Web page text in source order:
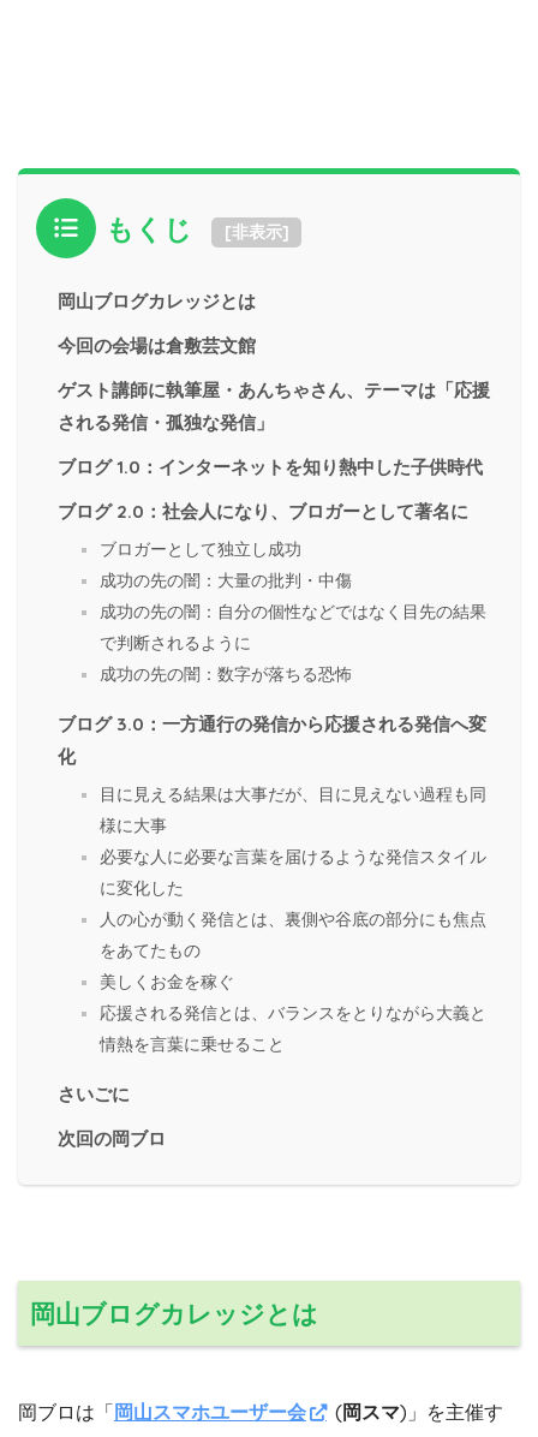
もくじ [非表示]
岡山ブログカレッジとは
今回の会場は倉敷芸文館
ゲスト講師に執筆屋・あんちゃさん、テーマは「応援
される発信・孤独な発信」
ブログ 1.0：インターネットを知り熱中した子供時代
ブログ 2.0：社会人になり、ブロガーとして著名に
ブロガーとして独立し成功
成功の先の闇：大量の批判・中傷
成功の先の闇：自分の個性などではなく目先の結果
で判断されるように
成功の先の闇：数字が落ちる恐怖
ブログ 3.0：一方通行の発信から応援される発信へ変
化
目に見える結果は大事だが、目に見えない過程も同
様に大事
必要な人に必要な言葉を届けるような発信スタイル
に変化した
人の心が動く発信とは、裏側や谷底の部分にも焦点
をあてたもの
美しくお金を稼ぐ
応援される発信とは、バランスをとりながら大義と
情熱を言葉に乗せること
さいごに
次回の岡ブロ
岡山ブログカレッジとは
岡ブロは「 岡山スマホユーザー会 (岡スマ)」を主催す